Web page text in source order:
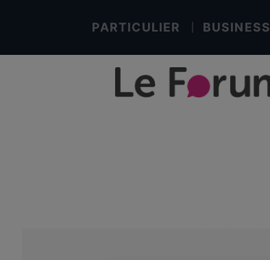
PARTICULIER BUSINESS